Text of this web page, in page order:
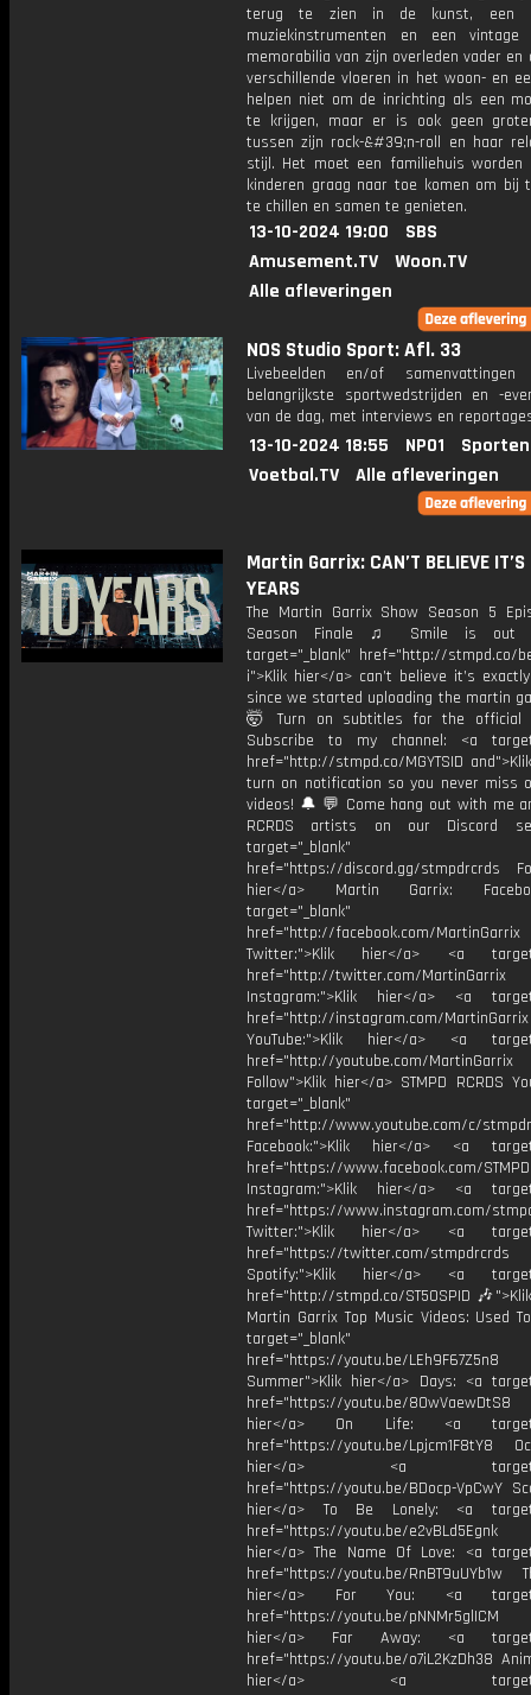
terug te zien in de kunst, een
muziekinstrumenten en een
memorabilia van zijn overleden vader en
verschillende vloeren in het woon- en
helpen niet om de inrichting als een
te krijgen, maar er is ook geen
tussen zijn rock-&#39;n-roll en haar
stijl. Het moet een familiehuis worden
kinderen graag naar toe komen om bij
te chillen en samen te genieten.
13-10-2024 19:00
SBS
Amusement.TV
Woon.TV
Alle afleveringen
NOS Studio Sport: Afl. 33
Livebeelden en/of
belangrijkste sportwedstrijden en -
van de dag, met interviews en
13-10-2024 18:55 NPO1
Voetbal.TV
Alle afleveringen
Martin Garrix: CAN’T BELIEVE IT’S
YEARS
The Martin Garrix Show Season 5
Season Finale ♫ Smile is out
target="_blank" href="http://stmpd.co/
i">Klik hier</a> can’t believe it’s
since we started uploading the martin
🤯 Turn on subtitles for the official
Subscribe to my channel: <a
href="http://stmpd.co/MGYTSID
turn on notification so you never miss
videos! 🔔 💬 Come hang out with me
RCRDS artists on our Discord
target="_blank"
href="https://discord.gg/stmpdrcrds
hier</a> Martin Garrix:
target="_blank"
href="http://facebook.com/MartinGarrix
Twitter:">Klik hier</a> <a
href="http://twitter.com/MartinGarrix
Instagram:">Klik hier</a> <a
href="http://instagram.com/MartinGarrix
YouTube:">Klik hier</a> <a
href="http://youtube.com/MartinGarrix
Follow">Klik hier</a> STMPD RCRDS
target="_blank"
href="http://www.youtube.com/c/
Facebook:">Klik hier</a> <a
href="https://www.facebook.com/
Instagram:">Klik hier</a> <a
href="https://www.instagram.com/
Twitter:">Klik hier</a> <a
href="https://twitter.com/stmpdrcrds
Spotify:">Klik hier</a> <a
href="http://stmpd.co/ST50SPID
Martin Garrix Top Music Videos: Used
target="_blank"
href="https://youtu.be/LEh9F67Z5n8
Summer">Klik hier</a> Days: <a
href="https://youtu.be/8OwVaewDtS8
hier</a> On Life: <a
href="https://youtu.be/Lpjcm1F8tY8
hier</a> <a
href="https://youtu.be/BDocp-VpCwY
hier</a> To Be Lonely: <a
href="https://youtu.be/
hier</a> The Name Of Love: <a
href="https://youtu.be/RnBT9uUYb1w
hier</a> For You: <a
href="https://youtu.be/
hier</a> Far Away: <a
href="https://youtu.be/o7iL2KzDh38
hier</a> <a